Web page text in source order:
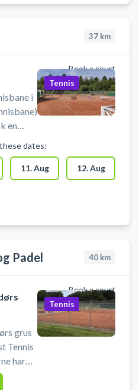
til
37 km
Book a court
i
en
Vadum
-
bolde.
Tennis
dates:
11. Aug 12. Aug
Padel 40 km
Book a court
grus
Tennis
har
Tennis